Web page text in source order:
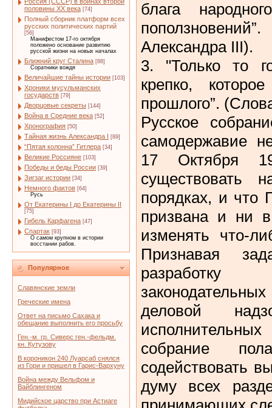
половины XX века [74]
Полный сборник платформ всех
русских политических партий
[56]
Манифестом 17-го октября
положено основание развитию
русской жизни на новых началах
Ближний круг Сталина [88]
Соратники вождя
Величайшие тайны истории [103]
Хроники мусульманских
государств [79]
Дворцовые секреты [144]
Война в Средние века [52]
Хронография [50]
Тайная жизнь Александра I [89]
“Пятая колонна” Гитлера [34]
Великие Россияне [103]
Победы и беды России [39]
Зигзаг истории [34]
Немного фактов [64]
Русь
От Екатерины I до Екатерины II
[75]
Гибель Карфагена [47]
Спартак [93]
О самом крупном в истории
восстании рабов.
Популярное
Славянские земли
Греческие имена
Ответ на письмо Сахака и
обещание выполнить его просьбу
Ген.-м. гр. Сиверс ген.-фельдм.
кн. Кутузову
В короникон 240 Луарсаб снялся
из Гори и пришел в Гарис-Вархуну
Война между Вельфом и
Вайблингеном
Мидийское царство при Астиаге
блага
Александра III).
3. "Только то
крепко,
прошлого”.
Русское
самодержавие
17 Октября
порядках, и что
призвана и ни
изменять что-
Признавая
деловой
собрание
содействовать
думу всех